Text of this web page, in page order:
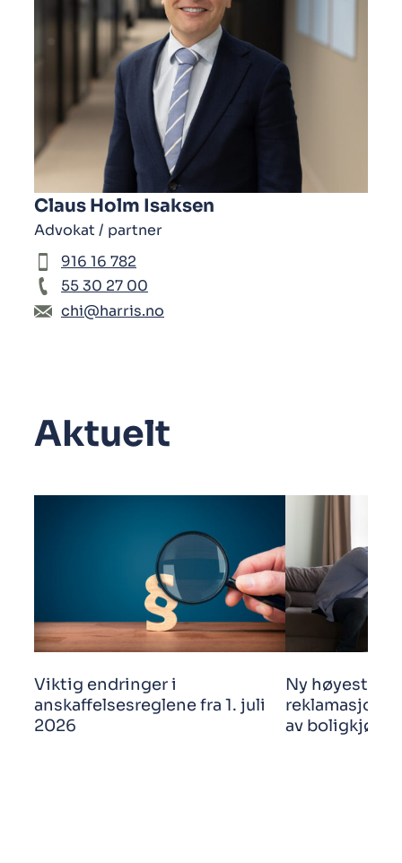
Claus Holm Isaksen
Advokat / partner
916 16 782
55 30 27 00
chi@harris.no
Aktuelt
Viktig endringer i
anskaffelsesreglene fra 1. juli
2026
Ny
av boligkjøp